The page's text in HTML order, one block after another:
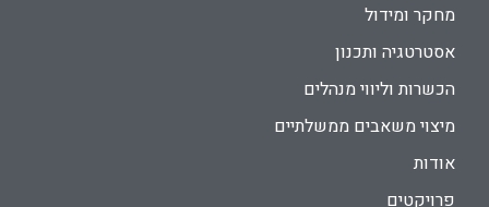
מחקר ומידול
אסטרטגיה ותכנון
הכשרות וליווי מנהלים
מיצוי משאבים ממשלתיים
אודות
פרויקטים